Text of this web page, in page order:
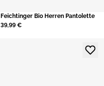
Feichtinger Bio Herren Pantolette
39,99 €